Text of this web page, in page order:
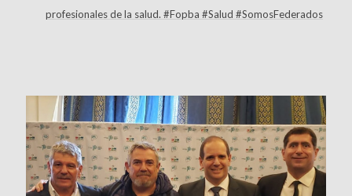
profesionales de la salud. #Fopba #Salud #SomosFederados